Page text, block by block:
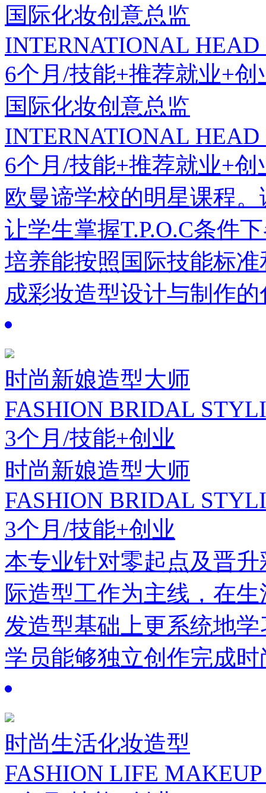
国际化妆创意总监
INTERNATIONAL
6个月/技能+推荐就业+创
国际化妆创意总监
INTERNATIONAL
6个月/技能+推荐就业+创
欧曼谛学校的明星课程
让学生掌握T.P.O.C条件
培养能按照国际技能标
成彩妆造型设计与制作
时尚新娘造型大师
FASHION BRIDAL
3个月/技能+创业
时尚新娘造型大师
FASHION BRIDAL
3个月/技能+创业
本专业针对零起点及晋
际造型工作为主线，在
发造型基础上更系统地
学员能够独立创作完成
时尚生活化妆造型
FASHION LIFE